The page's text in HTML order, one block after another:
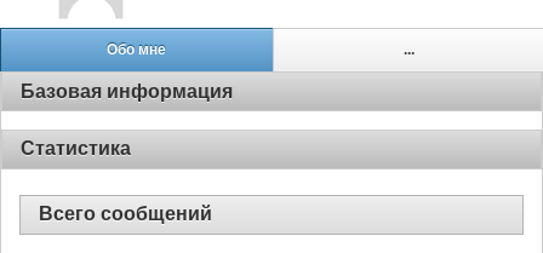
Обо мне ...
Базовая информация
Статистика
Всего сообщений